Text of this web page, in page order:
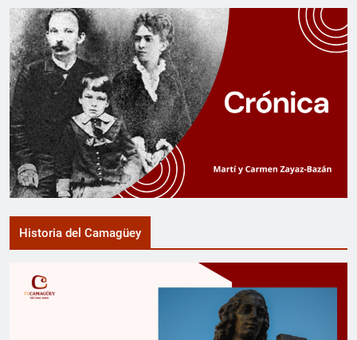
Historia del Camagüey